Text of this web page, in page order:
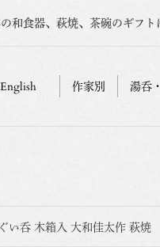
和食器、萩焼、茶碗のギフト
English 作家別 湯呑
い呑 木箱入 大和佳太作 萩焼